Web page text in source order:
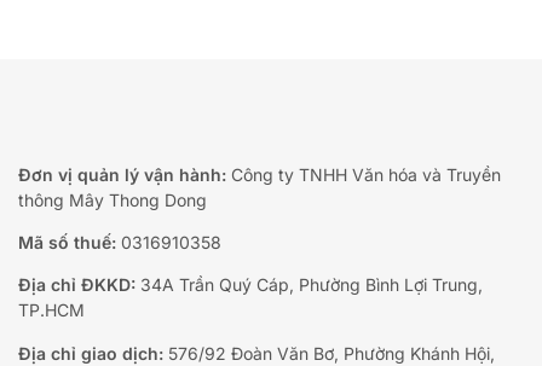
Đơn vị quản lý vận hành: Công ty TNHH Văn hóa và Truyền
thông Mây Thong Dong
Mã số thuế: 0316910358
Địa chỉ ĐKKD: 34A Trần Quý Cáp, Phường Bình Lợi Trung,
TP.HCM
Địa chỉ giao dịch: 576/92 Đoàn Văn Bơ, Phường Khánh Hội,